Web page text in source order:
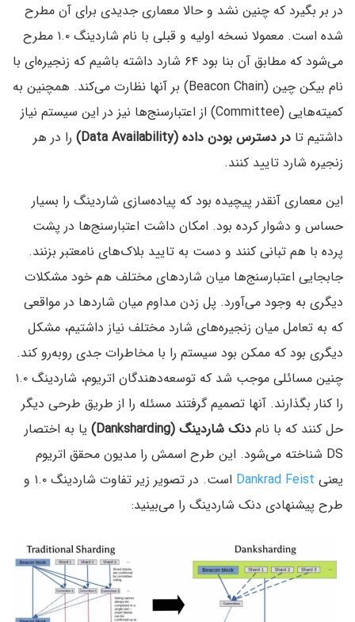
در بر بگیرد که چنین نشد و حالا معماری جدیدی برای آن مطرح
شده است. معمولا نسخه اولیه و قبلی با نام شاردینگ ۱.۰ مطرح
می‌شود که مطابق آن بنا بود ۶۴ شارد داشته باشیم که زنجیره‌ای با
نام بیکن چین (Beacon Chain‌) بر آنها نظارت می‌کند. همچنین به
کمیته‌هایی (Committee) از اعتبارسنج‌ها نیز در این سیستم نیاز
داشتیم تا در دسترس بودن داده (Data Availability)
را در هر
زنجیره شارد تایید کنند.
این معماری آنقدر پیچیده بود که پیاده‌سازی شاردینگ را بسیار
حساس و دشوار کرده بود. امکان داشت اعتبارسنج‌ها در پشت
پرده با هم تبانی کنند و دست به تایید بلاک‌های نامعتبر بزنند.
جابجایی اعتبارسنج‌ها میان شاردهای مختلف هم خود مشکلات
دیگری به وجود می‌آورد. پل زدن مداوم میان شاردها در مواقعی
که به تعامل میان زنجیره‌های شارد مختلف نیاز داشتیم، مشکل
دیگری بود که ممکن بود سیستم را با مخاطرات جدی روبه‌رو کند.
چنین مسائلی موجب شد که توسعه‌دهندگان اتریوم، شاردینگ ۱.۰
را کنار بگذارند. آنها تصمیم گرفتند مسئله را از طریق طرحی دیگر
حل کنند که با نام دنک شاردینگ (Danksharding)
یا به اختصار
DS شناخته می‌شود. این طرح اسمش را مدیون محقق اتریوم
یعنی Dankrad Feist
است. در تصویر زیر تفاوت شاردینگ ۱.۰ و
طرح پیشنهادی دنک شاردینگ را می‌بینید: